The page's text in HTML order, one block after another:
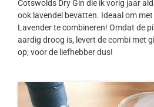
Cotswolds Dry Gin die ik vorig jaar
ook lavendel bevatten. Ideaal om met
Lavender te combineren! Omdat de
aardig droog is, levert de combi met
op; voor de liefhebber dus!